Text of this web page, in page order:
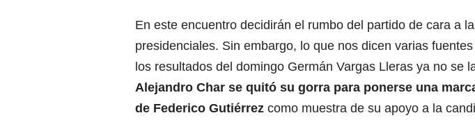
En este encuentro decidirán el rumbo del partido de cara a
presidenciales. Sin embargo, lo que nos dicen varias
los resultados del domingo Germán Vargas Lleras ya no se
Alejandro Char se quitó su gorra para ponerse una
de Federico Gutiérrez como muestra de su apoyo a la